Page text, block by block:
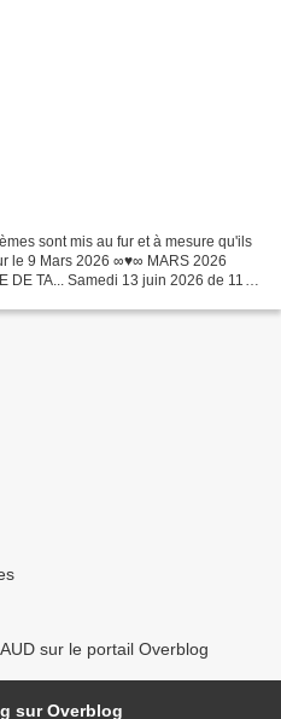
sont mis au fur et à mesure qu'ils
le 9 Mars 2026 ∞♥∞ MARS 2026
TA... Samedi 13 juin 2026 de 11h
sur le portail Overblog
sur Overblog